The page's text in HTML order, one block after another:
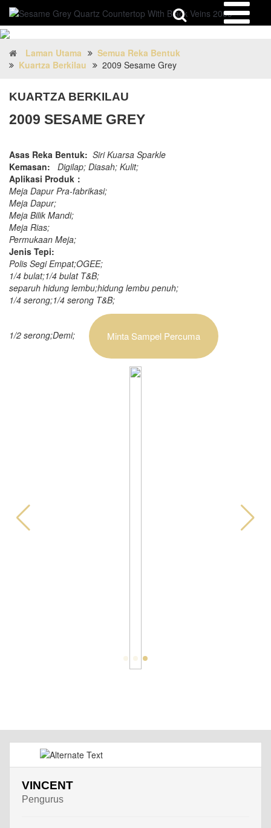
Laman Utama
Semua Reka Bentuk
Kuartza Berkilau
2009 Sesame Grey
KUARTZA BERKILAU
2009 SESAME GREY
Asas Reka Bentuk: Siri Kuarsa Sparkle
Kemasan:
Digilap; Diasah; Kulit;
Aplikasi Produk：
Meja Dapur Pra-fabrikasi;
Meja Dapur;
Meja Bilik Mandi;
Meja Rias;
Permukaan Meja;
Jenis Tepi:
Polis Segi Empat;OGEE;
1/4 bulat;1/4 bulat T&B;
separuh hidung lembu;hidung lembu penuh;
1/4 serong;1/4 serong T&B;
1/2 serong;Demi; Minta Sampel Percuma
VINCENT
Pengurus